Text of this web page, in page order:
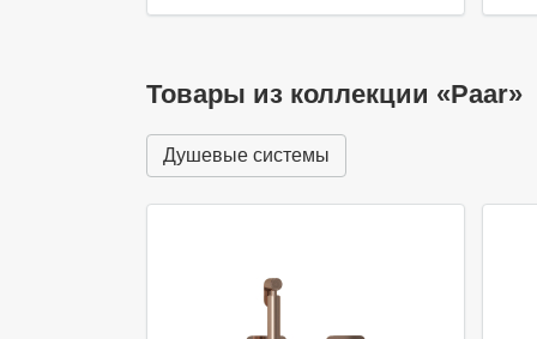
а
л
ч
и
и
Товары из коллекции «Paar»
Душевые системы